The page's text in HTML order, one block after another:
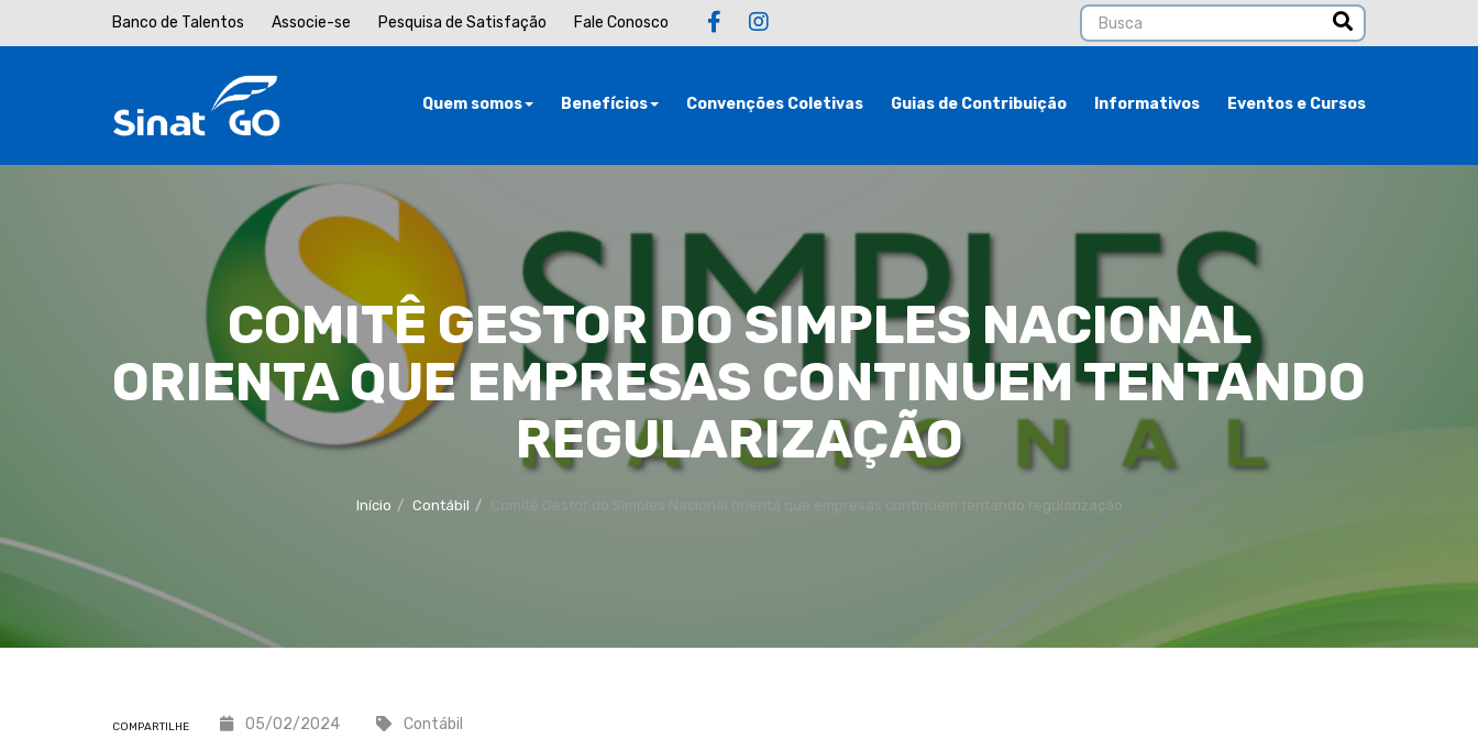
Banco de Talentos Associe-se Pesquisa de Satisfação Fale Conosco
Quem somos Benefícios Convenções Coletivas Guias de Contribuição Informativos Eventos e Cursos
COMITÊ GESTOR DO SIMPLES NACIONAL
ORIENTA QUE EMPRESAS CONTINUEM TENTANDO
REGULARIZAÇÃO
Início Contábil Comitê Gestor do Simples Nacional orienta que empresas continuem tentando regularização
05/02/2024 Contábil
COMPARTILHE